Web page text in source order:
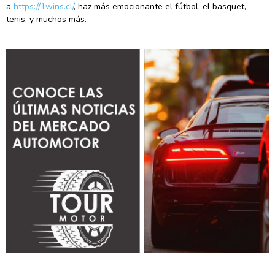
a https://1wins.cl/, haz más emocionante el fútbol, el basquet,
tenis, y muchos más.